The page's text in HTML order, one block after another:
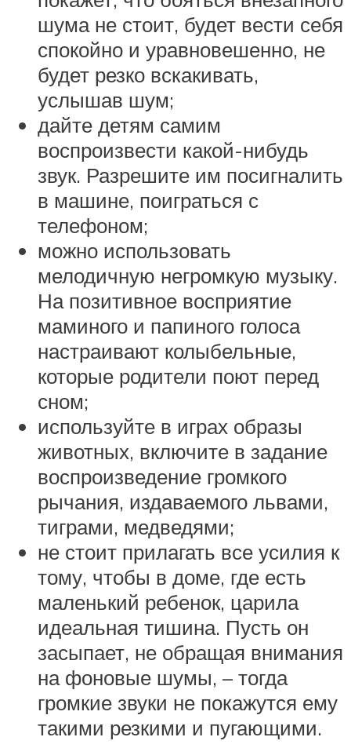
шума не стоит, будет вести себя
спокойно и уравновешенно, не
будет резко вскакивать,
услышав шум;
дайте детям самим
воспроизвести какой-нибудь
звук. Разрешите им посигналить
в машине, поиграться с
телефоном;
можно использовать
мелодичную негромкую музыку.
На позитивное восприятие
маминого и папиного голоса
настраивают колыбельные,
которые родители поют перед
сном;
используйте в играх образы
животных, включите в задание
воспроизведение громкого
рычания, издаваемого львами,
тиграми, медведями;
не стоит прилагать все усилия к
тому, чтобы в доме, где есть
маленький ребенок, царила
идеальная тишина. Пусть он
засыпает, не обращая внимания
на фоновые шумы, – тогда
громкие звуки не покажутся ему
такими резкими и пугающими.